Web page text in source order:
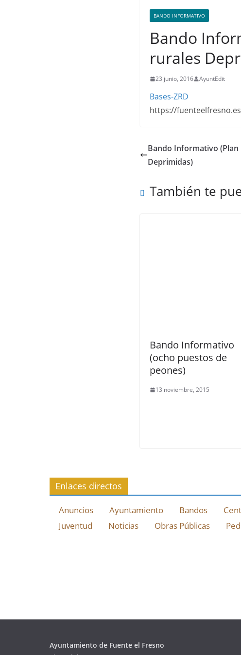
BANDO INFORMATIVO
Bando
rurales
23 junio, 2016 AyuntEdit
Bases-ZRD
https://
Bando Informativo (Plan
Deprimidas)
También te
Bando Informativo
(ocho puestos de
peones)
13 noviembre, 2015
Enlaces directos
Anuncios Ayuntamiento Bandos
Juventud
Noticias Obras Públicas
Ayuntamiento de Fuente el Fresno